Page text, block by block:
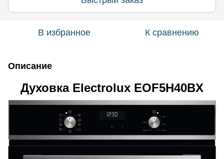
В избранное К сравнению
Описание
Духовка Electrolux EOF5H40BX